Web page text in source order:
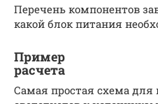
Перечень компонентов
какой блок питания
Пример
расчета
Самая простая схема